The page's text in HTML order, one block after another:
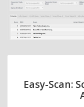
Easy-Scan: